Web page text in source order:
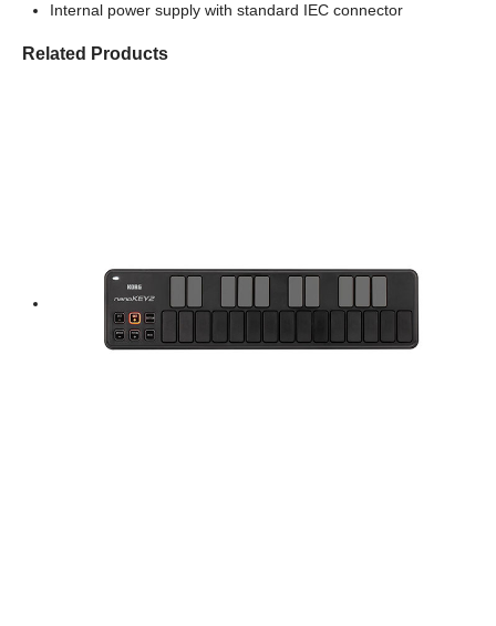
Internal power supply with standard IEC connector
Related Products